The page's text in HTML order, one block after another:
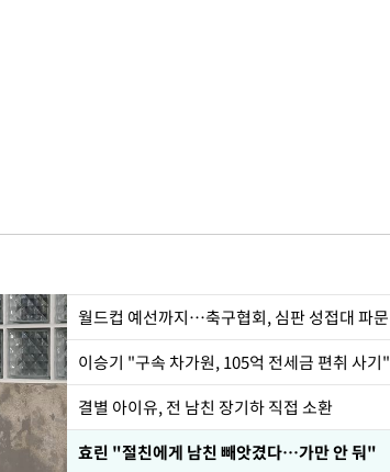
월드컵 예선까지…축구협회, 심판 성접대 파문
이승기 "구속 차가원, 105억 전세금 편취 사기"
결별 아이유, 전 남친 장기하 직접 소환
효린 "절친에게 남친 빼앗겼다…가만 안 둬"